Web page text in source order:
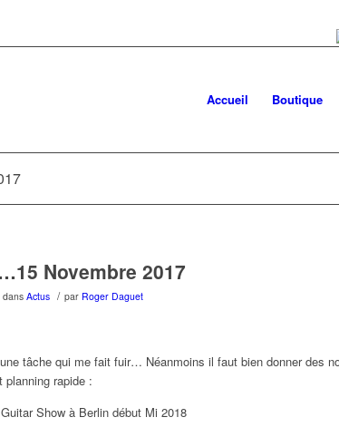
Accueil Boutique
Novembre 2017
dans Actus / par Roger Daguet
tâche qui me fait fuir… Néanmoins il faut bien donner des
rapide :
Show à Berlin début Mi 2018